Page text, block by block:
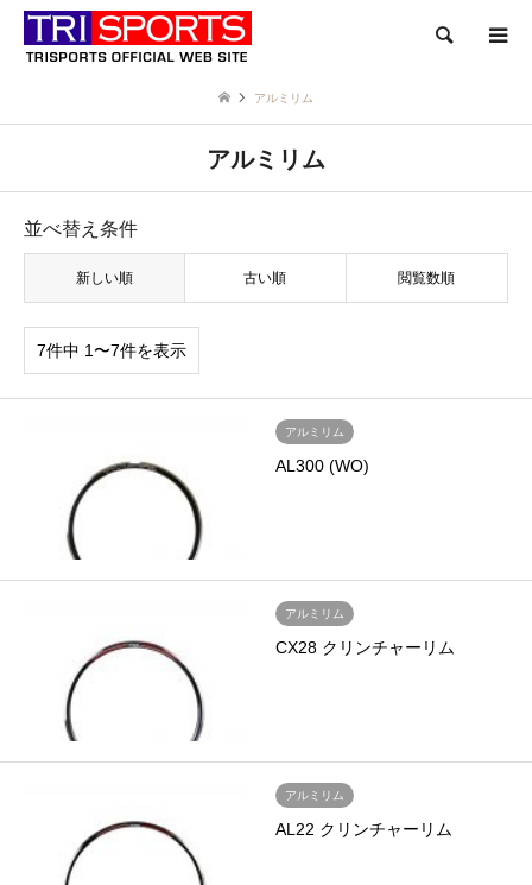
検索
アルミリム
アルミリム
並べ替え条件
新しい順 古い順 閲覧数順
7件中 1〜7件を表示
アルミリム
AL300 (WO)
アルミリム
CX28 クリンチャーリム
アルミリム
AL22 クリンチャーリム